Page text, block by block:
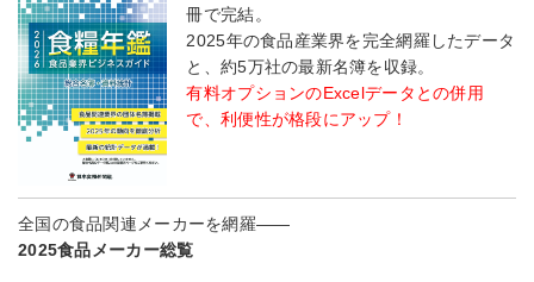
冊で完結。
2025年の食品産業界を完全網羅したデータ
と、約5万社の最新名簿を収録。
有料オプションのExcelデータとの併用
で、利便性が格段にアップ！
全国の食品関連メーカーを網羅――
2025食品メーカー総覧